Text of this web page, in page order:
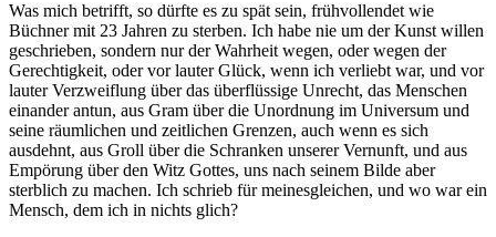
Was mich betrifft, so dürfte es zu spät sein, frühvollendet wie
Büchner mit 23 Jahren zu sterben. Ich habe nie um der Kunst willen
geschrieben, sondern nur der Wahrheit wegen, oder wegen der
Gerechtigkeit, oder vor lauter Glück, wenn ich verliebt war, und vor
lauter Verzweiflung über das überflüssige Unrecht, das Menschen
einander antun, aus Gram über die Unordnung im Universum und
seine räumlichen und zeitlichen Grenzen, auch wenn es sich
ausdehnt, aus Groll über die Schranken unserer Vernunft, und aus
Empörung über den Witz Gottes, uns nach seinem Bilde aber
sterblich zu machen. Ich schrieb für meinesgleichen, und wo war ein
Mensch, dem ich in nichts glich?